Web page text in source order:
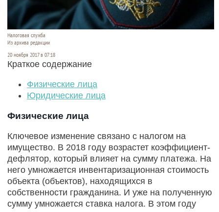
Налоговая служба
Из архива редакции
20 ноября 2017 в 07:18
Краткое содержание
Физические лица
Юридические лица
Физические лица
Ключевое изменение связано с налогом на
имущество. В 2018 году возрастет коэффициент-
дефлятор, который влияет на сумму платежа. На
него умножается инвентаризационная стоимость
объекта (объектов), находящихся в
собственности гражданина. И уже на полученную
сумму умножается ставка налога. В этом году